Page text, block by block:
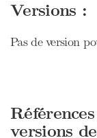
Versions :
Pas de version
versions